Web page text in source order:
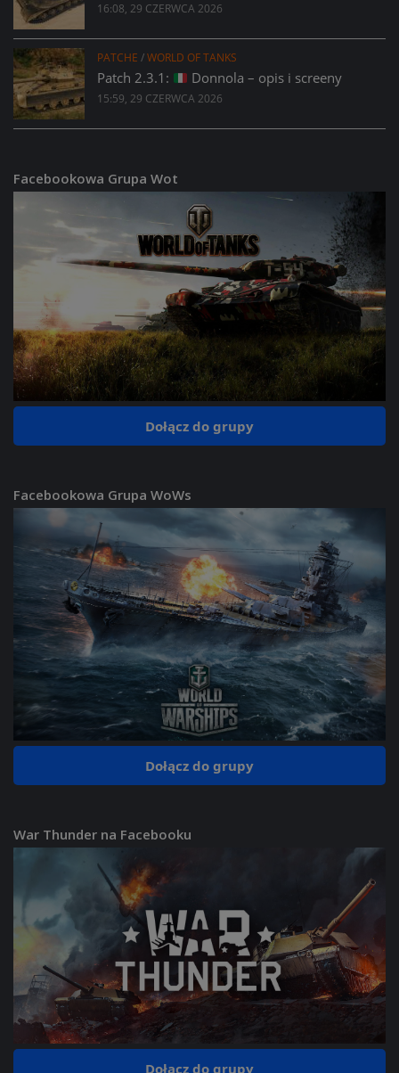
16:08, 29 CZERWCA 2026
PATCHE /WORLD OF TANKS
Patch 2.3.1: Donnola – opis i screeny
15:59, 29 CZERWCA 2026
Facebookowa Grupa Wot
Dołącz do grupy
Facebookowa Grupa WoWs
Dołącz do grupy
War Thunder na Facebooku
Dołącz do grupy